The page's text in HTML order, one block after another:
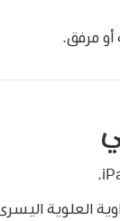
مرفق.
العلوية